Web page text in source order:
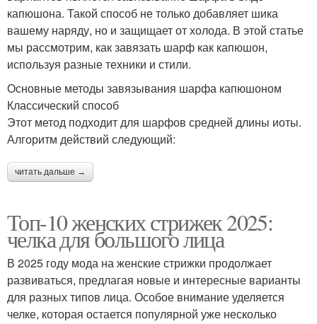
капюшона. Такой способ не только добавляет шика
вашему наряду, но и защищает от холода. В этой статье
мы рассмотрим, как завязать шарф как капюшон,
используя разные техники и стили.
Основные методы завязывания шарфа капюшоном
Классический способ
Этот метод подходит для шарфов средней длины иоты.
Алгоритм действий следующий:
читать дальше →
Топ-10 женских стрижек 2025:
челка для большого лица
В 2025 году мода на женские стрижки продолжает
развиваться, предлагая новые и интересные варианты
для разных типов лица. Особое внимание уделяется
челке, которая остается популярной уже несколько